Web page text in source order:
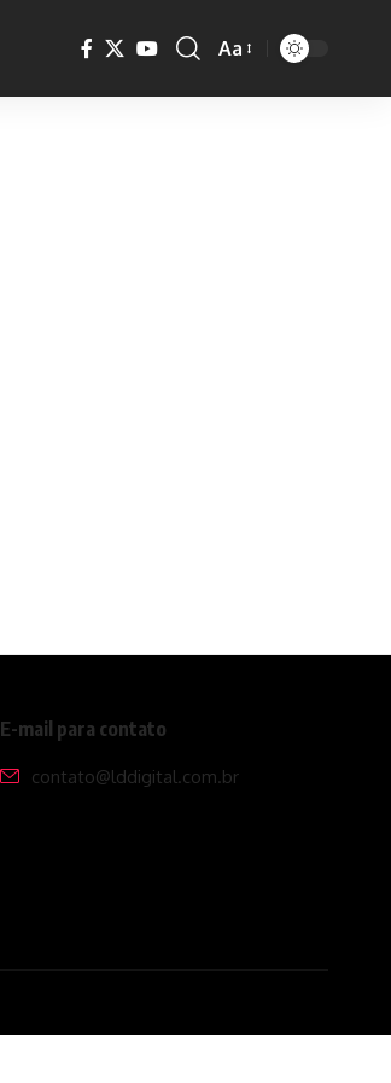
Aa
E-mail para contato
contato@lddigital.com.br